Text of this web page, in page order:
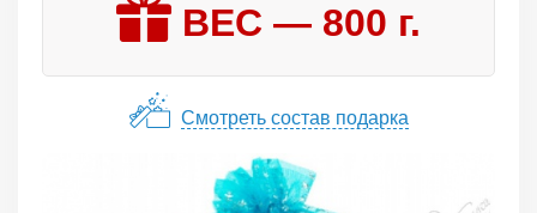
ВЕС — 800 г.
Смотреть состав подарка